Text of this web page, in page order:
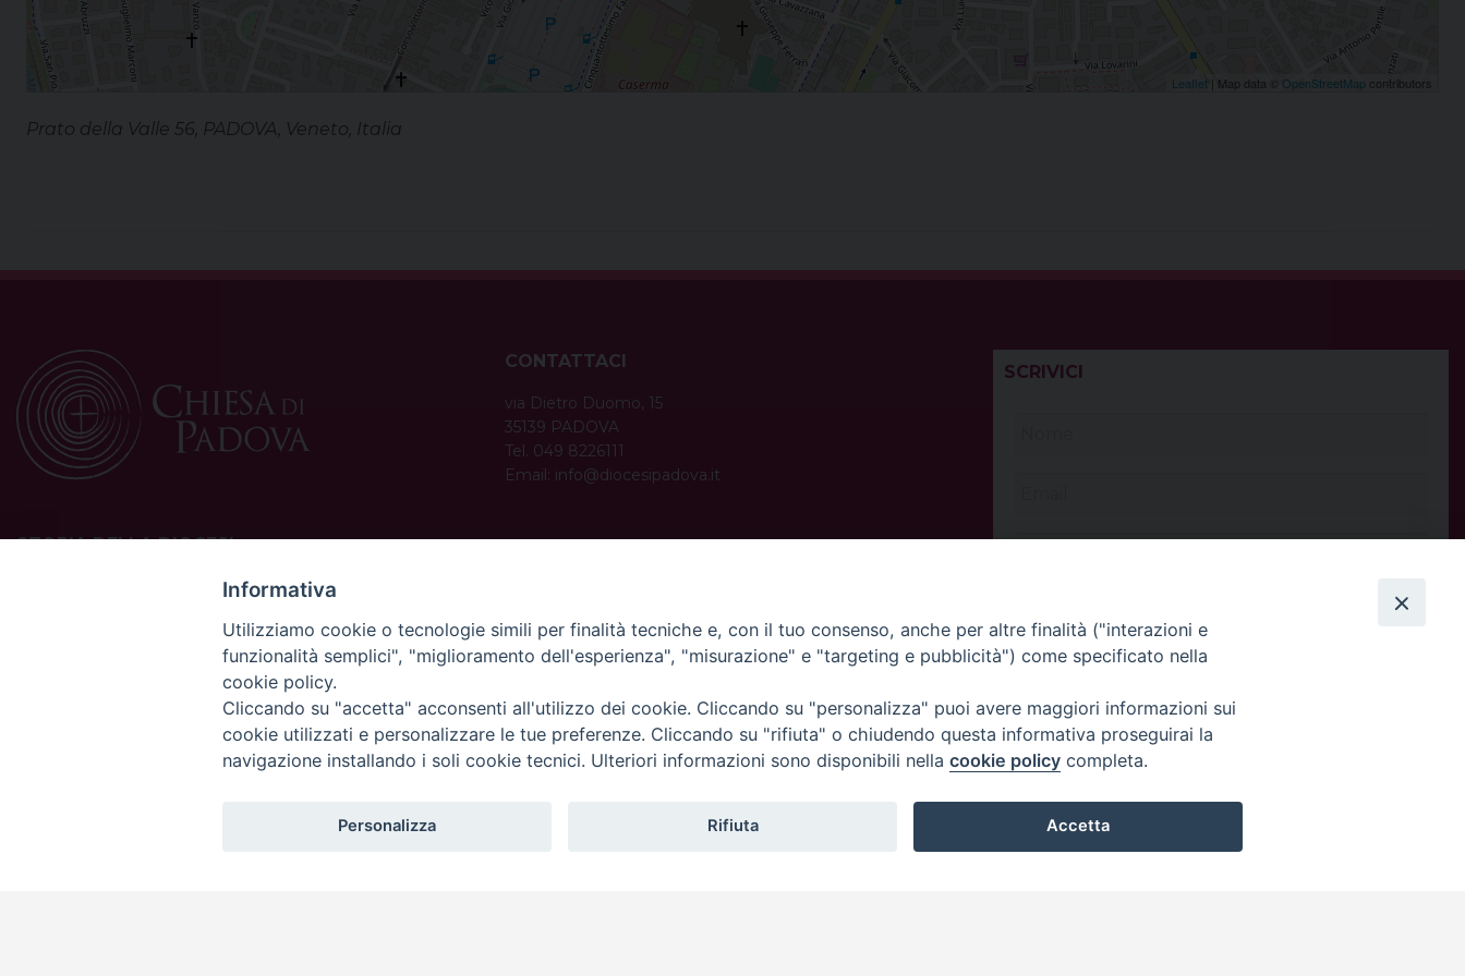
Leaflet | Map data © OpenStreetMap contributors
Prato della Valle 56, PADOVA, Veneto, Italia
STORIA DELLA DIOCESI
La Diocesi di Padova è una sede della Chiesa cattolica in
alla Regione Ecclesiastica Triveneto.
È costituita da 454 parrocchie situate nelle province di
Padova, Vicenza, Venezia, Treviso, Belluno.
È retta dal vescovo Claudio Cipolla.
CONTATTACI
via Dietro Duomo, 15
35139 PADOVA
Tel. 049 8226111
Email: info@diocesipadova.it
SCRIVICI
Informativa
Utilizziamo cookie o tecnologie simili per finalità tecniche e, con il tuo consenso, anche per altre finalità ("interazioni e
funzionalità semplici", "miglioramento dell'esperienza", "misurazione" e "targeting e pubblicità") come specificato nella
cookie policy.
Cliccando su "accetta" acconsenti all'utilizzo dei cookie. Cliccando su "personalizza" puoi avere maggiori informazioni sui
cookie utilizzati e personalizzare le tue preferenze. Cliccando su "rifiuta" o chiudendo questa informativa proseguirai la
navigazione installando i soli cookie tecnici. Ulteriori informazioni sono disponibili nella cookie policy completa.
Personalizza Rifiuta Accetta